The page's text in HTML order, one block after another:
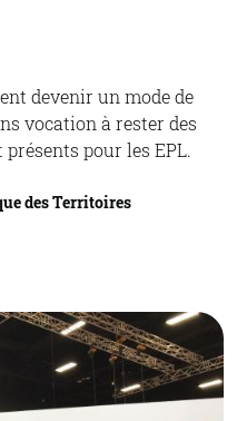
devenir un mode de
vocation à rester des
pour les EPL.
des Territoires